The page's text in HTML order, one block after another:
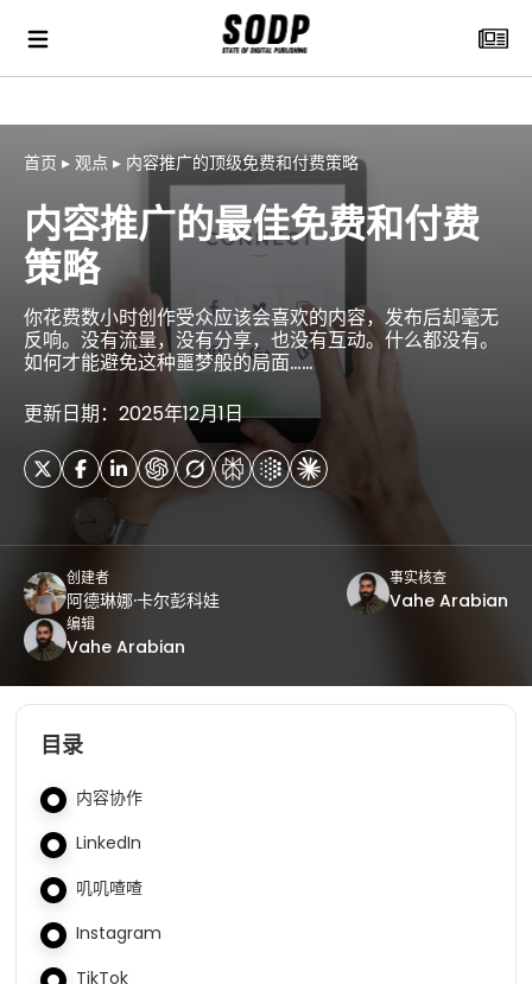
首页 ▸ 观点 ▸ 内容推广的顶级免费和付费策略
内容推广的最佳免费和付费
策略
你花费数小时创作受众应该会喜欢的内容，发布后却毫无
反响。没有流量，没有分享，也没有互动。什么都没有。
如何才能避免这种噩梦般的局面……
更新日期：2025年12月1日
创建者
阿德琳娜·卡尔彭科娃
事实核查
Vahe Arabian
编辑
Vahe Arabian
目录
内容协作
LinkedIn
叽叽喳喳
Instagram
TikTok